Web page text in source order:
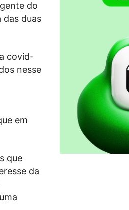
do
das duas
covid-
nesse
em
que
da